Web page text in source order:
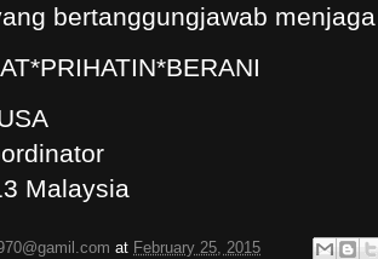
bertanggungjawab
Malaysia
at February 25, 2015